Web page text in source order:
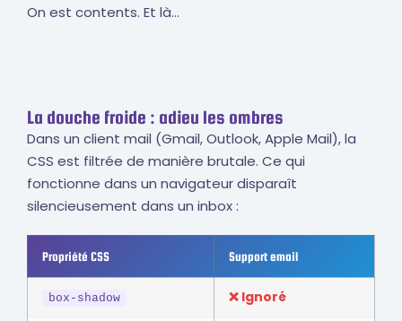
On est contents. Et là…
La douche froide : adieu les ombres
Dans un client mail (Gmail, Outlook, Apple Mail), la
CSS est filtrée de manière brutale. Ce qui
fonctionne dans un navigateur disparaît
silencieusement dans un inbox :
Propriété CSS Support email
box-shadow ❌ Ignoré